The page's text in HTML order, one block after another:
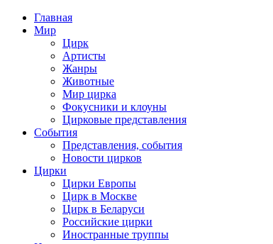
Главная
Мир
Цирк
Артисты
Жанры
Животные
Мир цирка
Фокусники и клоуны
Цирковые представления
События
Представления, события
Новости цирков
Цирки
Цирки Европы
Цирк в Москве
Цирк в Беларуси
Российские цирки
Иностранные труппы